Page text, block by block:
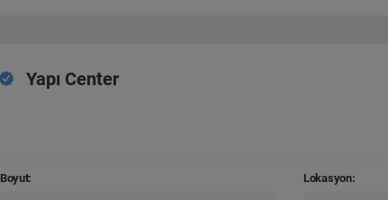
Yapı Center
Boyut: Lokasyon: